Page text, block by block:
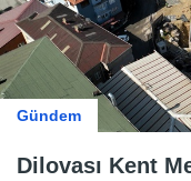
Gündem
Dilovası Kent